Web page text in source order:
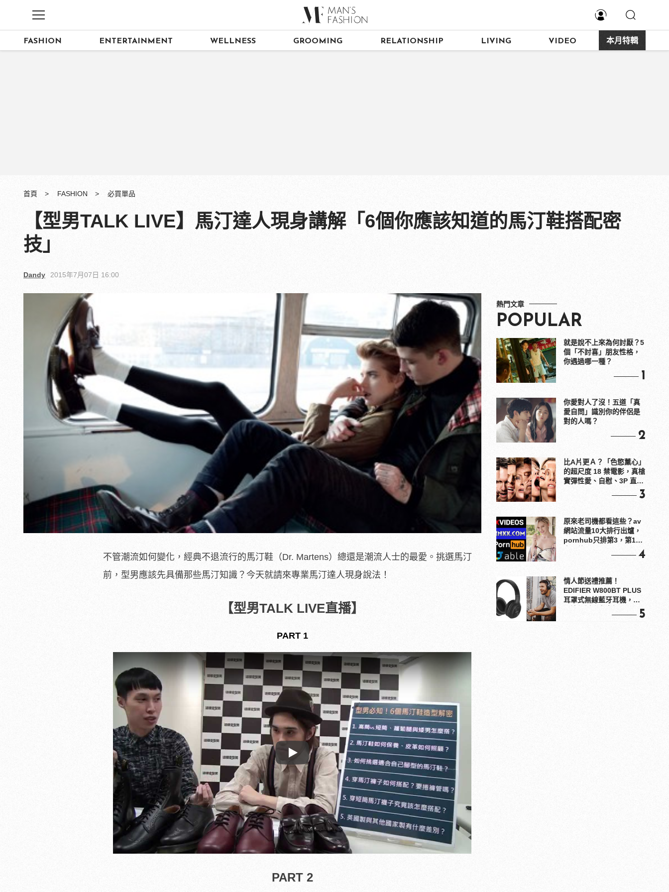
FASHION ENTERTAINMENT WELLNESS GROOMING RELATIONSHIP LIVING VIDEO 本月特輯
首頁 FASHION 必買單品
【型男TALK LIVE】馬汀達人現身講解「6個你應該知道的馬汀鞋搭配密
技」
Dandy 2015年7月07日 16:00
不管潮流如何變化，經典不退流行的馬汀鞋（Dr. Martens）總還是潮流人士的最愛。挑選馬汀
前，型男應該先具備那些馬汀知識？今天就請來專業馬汀達人現身說法！
【型男TALK LIVE直播】
PART 1
Play
PART 2
熱門文章
POPULAR
就是說不上來為何討厭？5
個「不討喜」朋友性格，
你遇過哪一種？
1
你愛對人了沒！五道「真
愛自問」識別你的伴侶是
對的人嗎？
2
比A片更Ａ？「色慾薰心」
的超尺度 18 禁電影，真槍
實彈性愛、自慰、3P 直接
3
原來老司機都看這些？av
網站流量10大排行出爐，
pornhub只排第3，第1名
4
情人節送禮推薦！
EDIFIER W800BT PLUS
耳罩式無線藍牙耳機，在
5